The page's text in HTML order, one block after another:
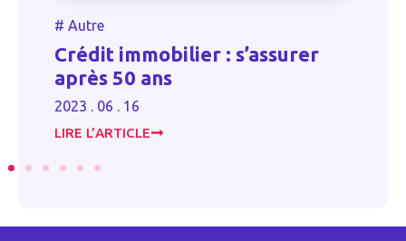
# Autre
Crédit immobilier : s’assurer
après 50 ans
2023 . 06 . 16
LIRE L’ARTICLE